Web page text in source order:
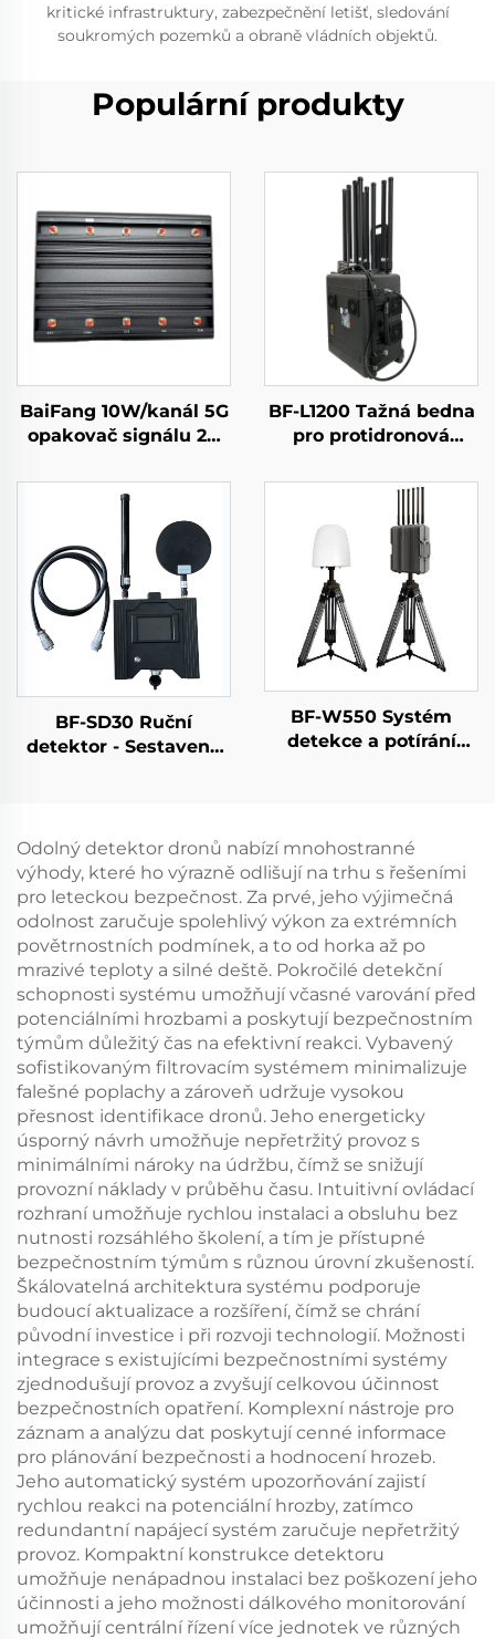
kritické infrastruktury, zabezpečnění letišť, sledování
soukromých pozemků a obraně vládních objektů.
Populární produkty
BaiFang 10W/kanál 5G
opakovač signálu 2G
BF-L1200 Tažná bedna
pro protidronová
BF-SD30 Ruční
detektor - Sestavená
BF-W550 Systém
detekce a potírání
Odolný detektor dronů nabízí mnohostranné
výhody, které ho výrazně odlišují na trhu s řešeními
pro leteckou bezpečnost. Za prvé, jeho výjimečná
odolnost zaručuje spolehlivý výkon za extrémních
povětrnostních podmínek, a to od horka až po
mrazivé teploty a silné deště. Pokročilé detekční
schopnosti systému umožňují včasné varování před
potenciálními hrozbami a poskytují bezpečnostním
týmům důležitý čas na efektivní reakci. Vybavený
sofistikovaným filtrovacím systémem minimalizuje
falešné poplachy a zároveň udržuje vysokou
přesnost identifikace dronů. Jeho energeticky
úsporný návrh umožňuje nepřetržitý provoz s
minimálními nároky na údržbu, čímž se snižují
provozní náklady v průběhu času. Intuitivní ovládací
rozhraní umožňuje rychlou instalaci a obsluhu bez
nutnosti rozsáhlého školení, a tím je přístupné
bezpečnostním týmům s různou úrovní zkušeností.
Škálovatelná architektura systému podporuje
budoucí aktualizace a rozšíření, čímž se chrání
původní investice i při rozvoji technologií. Možnosti
integrace s existujícími bezpečnostními systémy
zjednodušují provoz a zvyšují celkovou účinnost
bezpečnostních opatření. Komplexní nástroje pro
záznam a analýzu dat poskytují cenné informace
pro plánování bezpečnosti a hodnocení hrozeb.
Jeho automatický systém upozorňování zajistí
rychlou reakci na potenciální hrozby, zatímco
redundantní napájecí systém zaručuje nepřetržitý
provoz. Kompaktní konstrukce detektoru
umožňuje nenápadnou instalaci bez poškození jeho
účinnosti a jeho možnosti dálkového monitorování
umožňují centrální řízení více jednotek ve různých